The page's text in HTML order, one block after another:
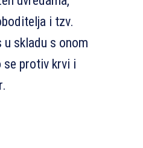
i tzv.
skladu s onom
se protiv krvi i